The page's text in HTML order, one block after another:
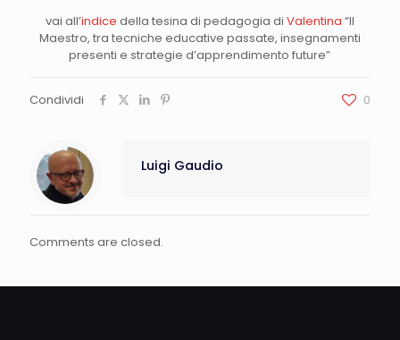
vai all’indice della tesina di pedagogia di Valentina “Il
Maestro, tra tecniche educative passate, insegnamenti
presenti e strategie d’apprendimento future”
Condividi 0
Luigi Gaudio
Comments are closed.